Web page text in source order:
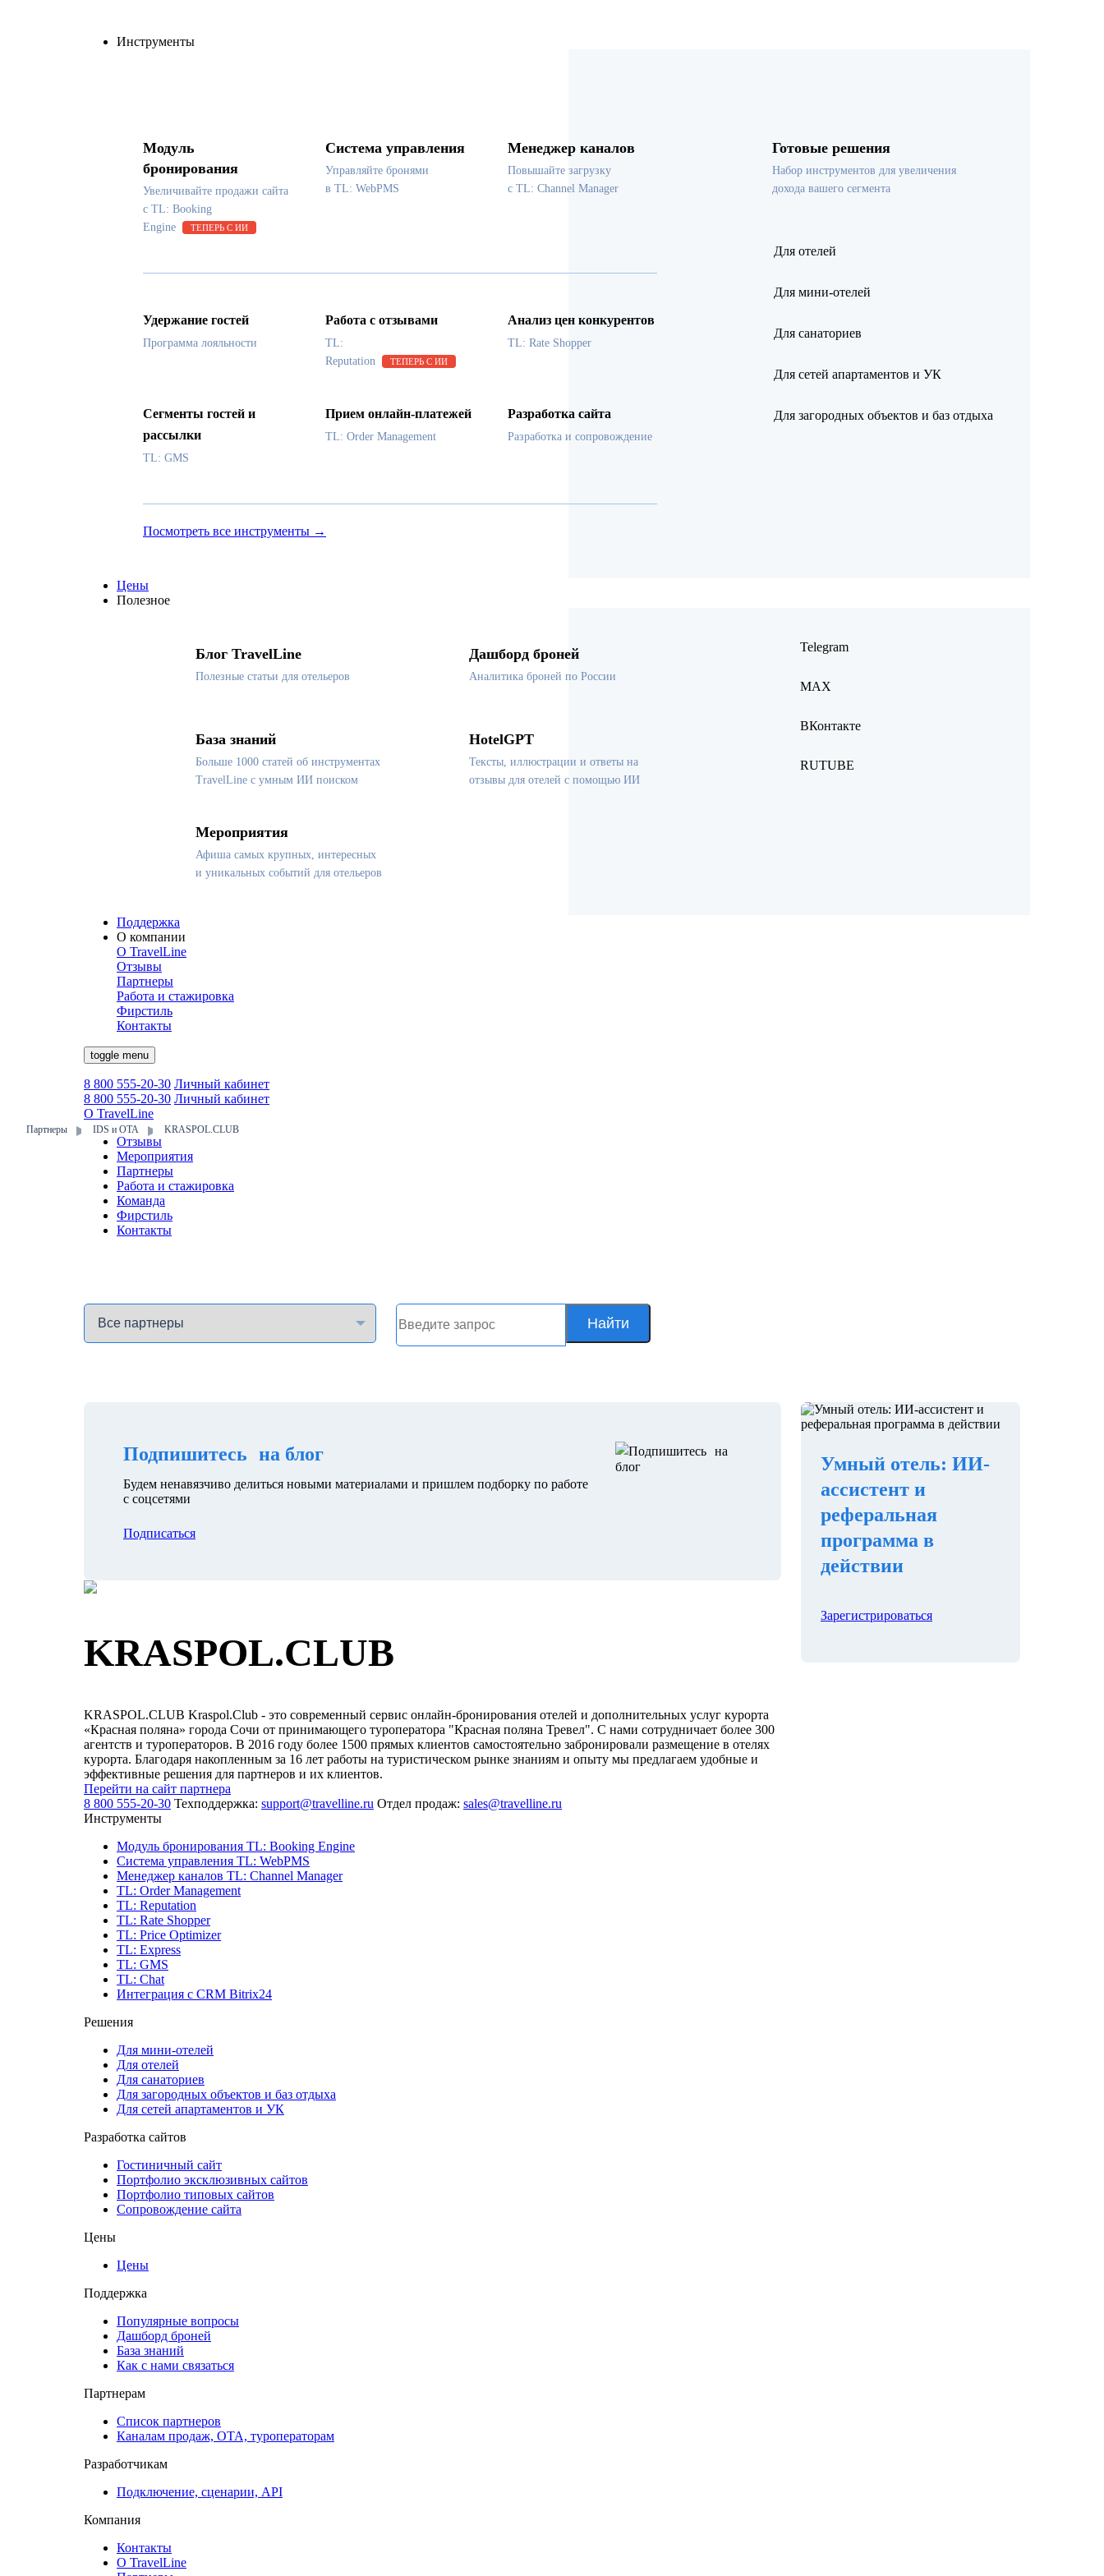
Инструменты
Модуль
бронирования
Увеличивайте продажи сайта
с TL: Booking
Engine
ТЕПЕРЬ С ИИ
Система управления
Управляйте бронями
в TL: WebPMS
Менеджер каналов
Повышайте загрузку
с TL: Channel Manager
Удержание гостей
Программа лояльности
Работа с отзывами
TL:
Reputation
ТЕПЕРЬ С ИИ
Анализ цен конкурентов
TL: Rate Shopper
Сегменты гостей и
рассылки
TL: GMS
Прием онлайн-платежей
TL: Order Management
Разработка сайта
Разработка и сопровождение
Посмотреть все инструменты →
Готовые решения
Набор инструментов для увеличения
дохода вашего сегмента
Для отелей
Для мини-отелей
Для санаториев
Для сетей апартаментов и УК
Для загородных объектов и баз отдыха
Цены
Полезное
Блог TravelLine
Полезные статьи для отельеров
Дашборд броней
Аналитика броней по России
База знаний
Больше 1000 статей об инструментах
TravelLine с умным ИИ поиском
HotelGPT
Тексты, иллюстрации и ответы на
отзывы для отелей с помощью ИИ
Мероприятия
Афиша самых крупных, интересных
и уникальных событий для отельеров
Telegram
MAX
ВКонтакте
RUTUBE
Поддержка
О компании
О TravelLine
Отзывы
Партнеры
Работа и стажировка
Фирстиль
Контакты
toggle menu
8 800 555-20-30 Личный кабинет
8 800 555-20-30 Личный кабинет
О TravelLine
Отзывы
Мероприятия
Партнеры
Работа и стажировка
Команда
Фирстиль
Контакты
Партнеры IDS и ОТА KRASPOL.CLUB
Найти
Подпишитесь на блог
Будем ненавязчиво делиться новыми материалами и пришлем подборку по работе
с соцсетями
Подписаться
KRASPOL.CLUB
KRASPOL.CLUB Kraspol.Сlub - это современный сервис онлайн-бронирования отелей и дополнительных услуг курорта
«Красная поляна» города Сочи от принимающего туроператора "Красная поляна Тревел". С нами сотрудничает более 300
агентств и туроператоров. В 2016 году более 1500 прямых клиентов самостоятельно забронировали размещение в отелях
курорта. Благодаря накопленным за 16 лет работы на туристическом рынке знаниям и опыту мы предлагаем удобные и
эффективные решения для партнеров и их клиентов.
Перейти на сайт партнера
Умный отель: ИИ-
ассистент и
реферальная
программа в
действии
Зарегистрироваться
8 800 555-20-30 Техподдержка: support@travelline.ru Отдел продаж: sales@travelline.ru
Инструменты
Модуль бронирования TL: Booking Engine
Система управления TL: WebPMS
Менеджер каналов TL: Channel Manager
TL: Order Management
TL: Reputation
TL: Rate Shopper
TL: Price Optimizer
TL: Express
TL: GMS
TL: Chat
Интеграция с CRM Bitrix24
Решения
Для мини-отелей
Для отелей
Для санаториев
Для загородных объектов и баз отдыха
Для сетей апартаментов и УК
Разработка сайтов
Гостиничный сайт
Портфолио эксклюзивных сайтов
Портфолио типовых сайтов
Сопровождение сайта
Цены
Цены
Поддержка
Популярные вопросы
Дашборд броней
База знаний
Как с нами связаться
Партнерам
Список партнеров
Каналам продаж, ОТА, туроператорам
Разработчикам
Подключение, сценарии, API
Компания
Контакты
О TravelLine